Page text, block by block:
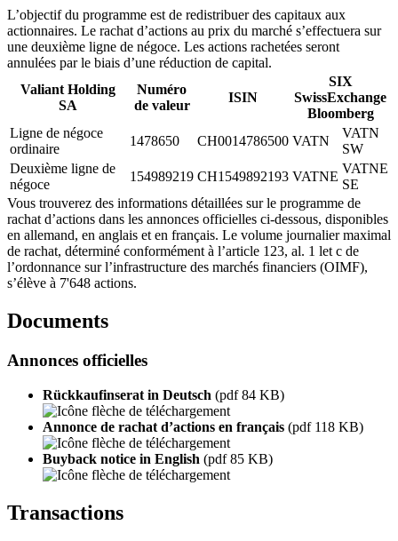
L’objectif du programme est de redistribuer des capitaux aux
actionnaires. Le rachat d’actions au prix du marché s’effectuera sur
une deuxième ligne de négoce. Les actions rachetées seront
annulées par le biais d’une réduction de capital.
Valiant Holding
SA
Numéro
de valeur
ISIN
SIX
SwissExchange
Bloomberg
Ligne de négoce
ordinaire
1478650 CH0014786500 VATN
VATN
SW
Deuxième ligne de
négoce
154989219 CH1549892193 VATNE
VATNE
SE
Vous trouverez des informations détaillées sur le programme de
rachat d’actions dans les annonces officielles ci-dessous, disponibles
en allemand, en anglais et en français. Le volume journalier maximal
de rachat, déterminé conformément à l’article 123, al. 1 let c de
l’ordonnance sur l’infrastructure des marchés financiers (OIMF),
s’élève à 7'648 actions.
Documents
Annonces officielles
Rückkaufinserat in Deutsch (pdf 84 KB)
Annonce de rachat d’actions en français (pdf 118 KB)
Buyback notice in English (pdf 85 KB)
Transactions